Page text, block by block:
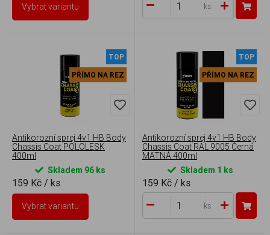
Vybrat variantu ks
TOP
PŘÍMO NA REZ
Antikorozní sprej 4v1 HB Body
Chassis Coat POLOLESK
400ml
Skladem 96 ks
159 Kč / ks
Vybrat variantu
TOP
PŘÍMO NA REZ
Antikorozní sprej 4v1 HB Body
Chassis Coat RAL 9005 Černá
MATNÁ 400ml
Skladem 1 ks
159 Kč / ks
ks